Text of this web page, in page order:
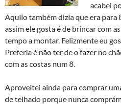
acabei
Aquilo também dizia que era para
assim ele gosta é de brincar com
tempo a montar. Felizmente eu
Preferia é não ter de o fazer no
com as costas num 8.
Aproveitei ainda para comprar
de telhado porque nunca